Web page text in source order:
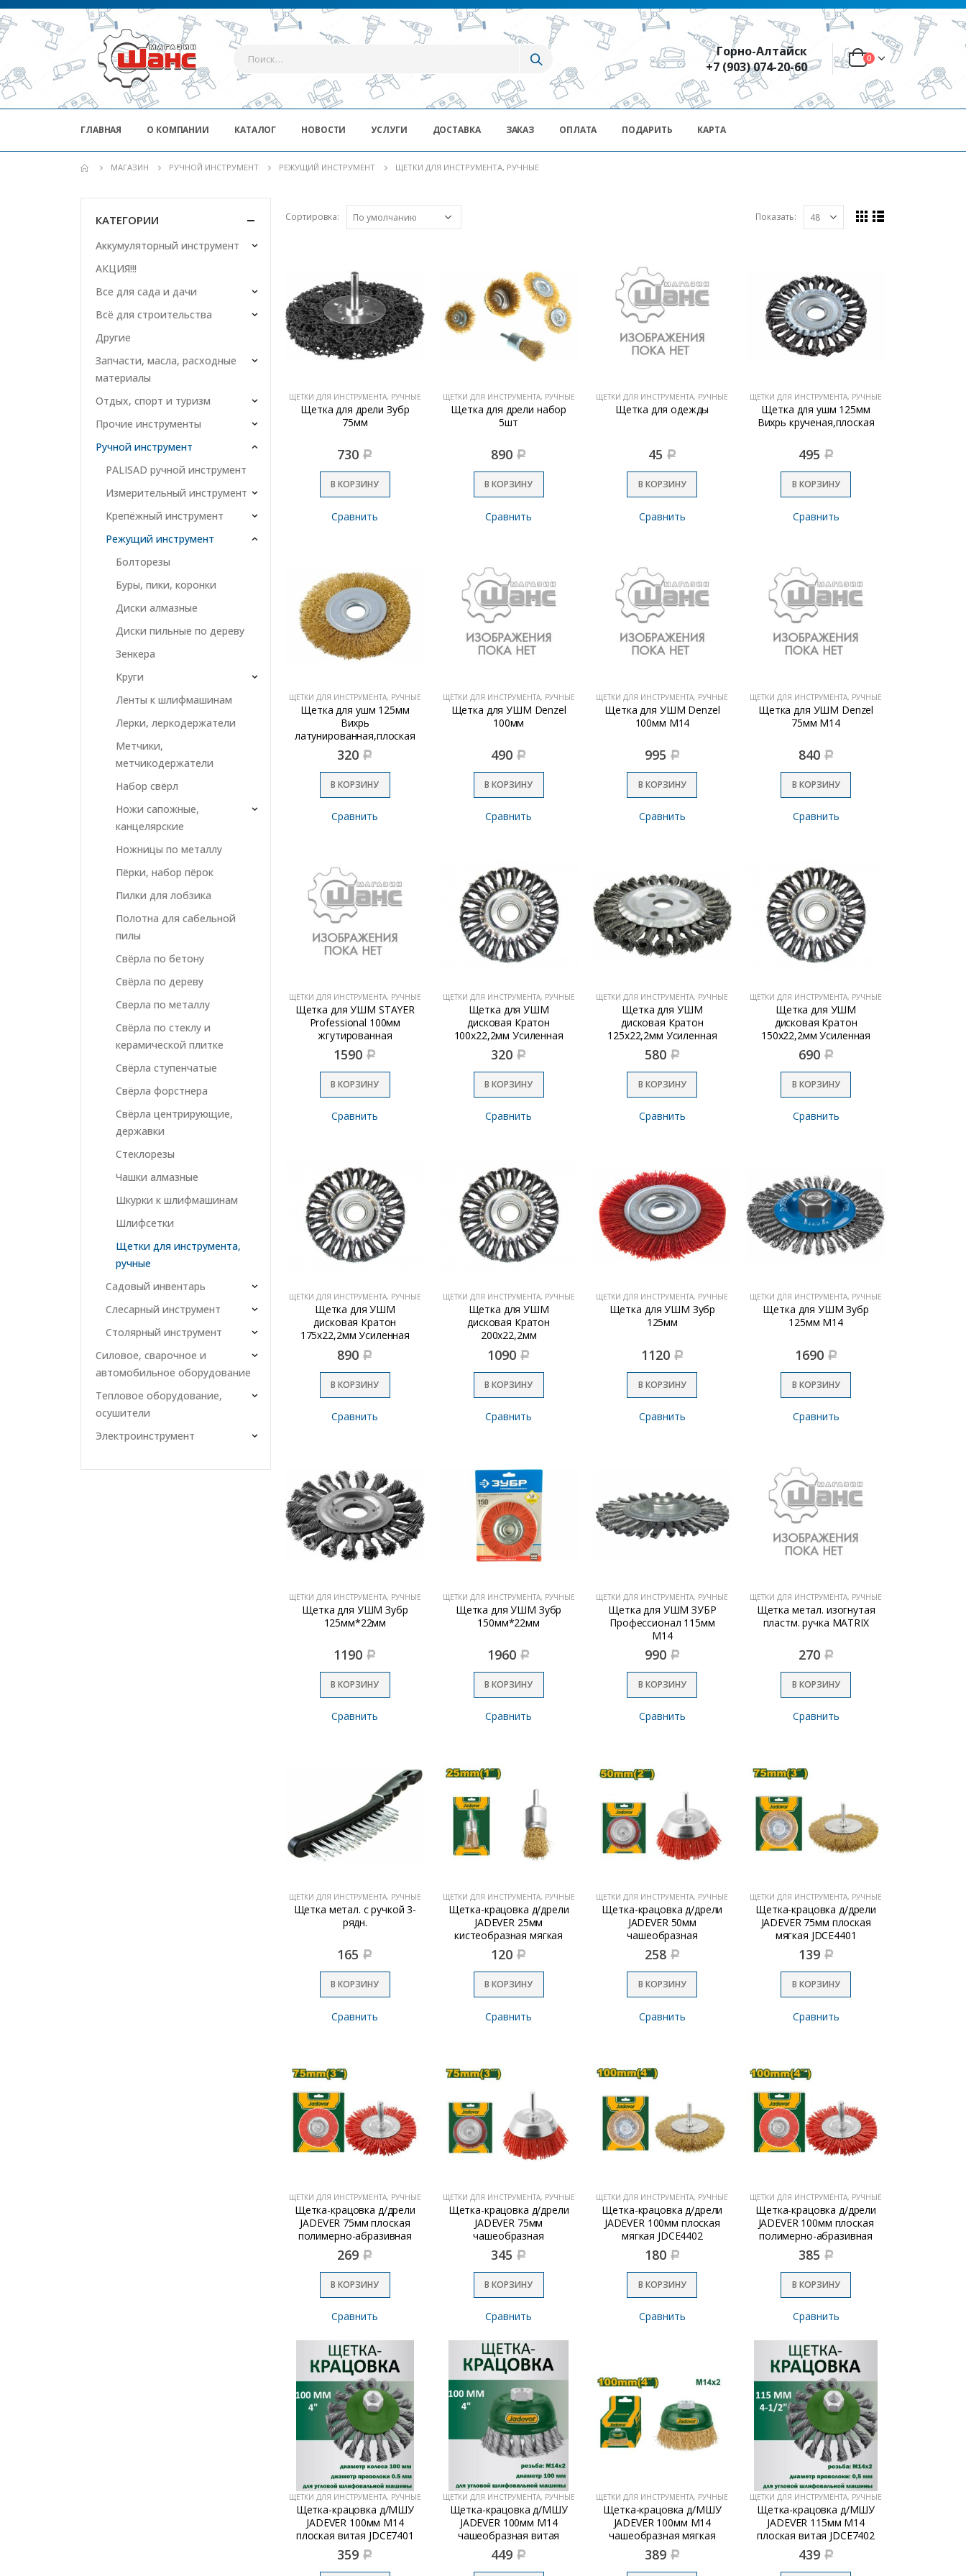
Горно-Алтайск
+7 (903) 074-20-60
0
ГЛАВНАЯ О КОМПАНИИ КАТАЛОГ НОВОСТИ УСЛУГИ ДОСТАВКА ЗАКАЗ ОПЛАТА ПОДАРИТЬ КАРТА
МАГАЗИН РУЧНОЙ ИНСТРУМЕНТ РЕЖУЩИЙ ИНСТРУМЕНТ ЩЕТКИ ДЛЯ ИНСТРУМЕНТА, РУЧНЫЕ
Сортировка: Показать:
ЩЕТКИ ДЛЯ ИНСТРУМЕНТА, РУЧНЫЕ
Щетка для дрели Зубр
75мм
730 Р
В КОРЗИНУ
Сравнить
ЩЕТКИ ДЛЯ ИНСТРУМЕНТА, РУЧНЫЕ
Щетка для дрели набор
5шт
890 Р
В КОРЗИНУ
Сравнить
ЩЕТКИ ДЛЯ ИНСТРУМЕНТА, РУЧНЫЕ
Щетка для одежды
45 Р
В КОРЗИНУ
Сравнить
ЩЕТКИ ДЛЯ ИНСТРУМЕНТА, РУЧНЫЕ
Щетка для ушм 125мм
Вихрь крученая,плоская
495 Р
В КОРЗИНУ
Сравнить
ЩЕТКИ ДЛЯ ИНСТРУМЕНТА, РУЧНЫЕ
Щетка для ушм 125мм
Вихрь
латунированная,плоская
320 Р
В КОРЗИНУ
Сравнить
ЩЕТКИ ДЛЯ ИНСТРУМЕНТА, РУЧНЫЕ
Щетка для УШМ Denzel
100мм
490 Р
В КОРЗИНУ
Сравнить
ЩЕТКИ ДЛЯ ИНСТРУМЕНТА, РУЧНЫЕ
Щетка для УШМ Denzel
100мм M14
995 Р
В КОРЗИНУ
Сравнить
ЩЕТКИ ДЛЯ ИНСТРУМЕНТА, РУЧНЫЕ
Щетка для УШМ Denzel
75мм M14
840 Р
В КОРЗИНУ
Сравнить
ЩЕТКИ ДЛЯ ИНСТРУМЕНТА, РУЧНЫЕ
Щетка для УШМ STAYER
Professional 100мм
жгутированная
1590 Р
В КОРЗИНУ
Сравнить
ЩЕТКИ ДЛЯ ИНСТРУМЕНТА, РУЧНЫЕ
Щетка для УШМ
дисковая Кратон
100х22,2мм Усиленная
320 Р
В КОРЗИНУ
Сравнить
ЩЕТКИ ДЛЯ ИНСТРУМЕНТА, РУЧНЫЕ
Щетка для УШМ
дисковая Кратон
125х22,2мм Усиленная
580 Р
В КОРЗИНУ
Сравнить
ЩЕТКИ ДЛЯ ИНСТРУМЕНТА, РУЧНЫЕ
Щетка для УШМ
дисковая Кратон
150х22,2мм Усиленная
690 Р
В КОРЗИНУ
Сравнить
ЩЕТКИ ДЛЯ ИНСТРУМЕНТА, РУЧНЫЕ
Щетка для УШМ
дисковая Кратон
175х22,2мм Усиленная
890 Р
В КОРЗИНУ
Сравнить
ЩЕТКИ ДЛЯ ИНСТРУМЕНТА, РУЧНЫЕ
Щетка для УШМ
дисковая Кратон
200х22,2мм
1090 Р
В КОРЗИНУ
Сравнить
ЩЕТКИ ДЛЯ ИНСТРУМЕНТА, РУЧНЫЕ
Щетка для УШМ Зубр
125мм
1120 Р
В КОРЗИНУ
Сравнить
ЩЕТКИ ДЛЯ ИНСТРУМЕНТА, РУЧНЫЕ
Щетка для УШМ Зубр
125мм М14
1690 Р
В КОРЗИНУ
Сравнить
ЩЕТКИ ДЛЯ ИНСТРУМЕНТА, РУЧНЫЕ
Щетка для УШМ Зубр
125мм*22мм
1190 Р
В КОРЗИНУ
Сравнить
ЩЕТКИ ДЛЯ ИНСТРУМЕНТА, РУЧНЫЕ
Щетка для УШМ Зубр
150мм*22мм
1960 Р
В КОРЗИНУ
Сравнить
ЩЕТКИ ДЛЯ ИНСТРУМЕНТА, РУЧНЫЕ
Щетка для УШМ ЗУБР
Профессионал 115мм
M14
990 Р
В КОРЗИНУ
Сравнить
ЩЕТКИ ДЛЯ ИНСТРУМЕНТА, РУЧНЫЕ
Щетка метал. изогнутая
пластм. ручка MATRIX
270 Р
В КОРЗИНУ
Сравнить
ЩЕТКИ ДЛЯ ИНСТРУМЕНТА, РУЧНЫЕ
Щетка метал. с ручкой 3-
рядн.
165 Р
В КОРЗИНУ
Сравнить
ЩЕТКИ ДЛЯ ИНСТРУМЕНТА, РУЧНЫЕ
Щетка-крацовка д/дрели
JADEVER 25мм
кистеобразная мягкая
JDCE5401
120 Р
В КОРЗИНУ
Сравнить
ЩЕТКИ ДЛЯ ИНСТРУМЕНТА, РУЧНЫЕ
Щетка-крацовка д/дрели
JADEVER 50мм
чашеобразная
полимерно-абразивная
JDNY1401
258 Р
В КОРЗИНУ
Сравнить
ЩЕТКИ ДЛЯ ИНСТРУМЕНТА, РУЧНЫЕ
Щетка-крацовка д/дрели
JADEVER 75мм плоская
мягкая JDCE4401
139 Р
В КОРЗИНУ
Сравнить
ЩЕТКИ ДЛЯ ИНСТРУМЕНТА, РУЧНЫЕ
Щетка-крацовка д/дрели
JADEVER 75мм плоская
полимерно-абразивная
JDNY2401
269 Р
В КОРЗИНУ
Сравнить
ЩЕТКИ ДЛЯ ИНСТРУМЕНТА, РУЧНЫЕ
Щетка-крацовка д/дрели
JADEVER 75мм
чашеобразная
полимерно-абразивная
JDNY1402
345 Р
В КОРЗИНУ
Сравнить
ЩЕТКИ ДЛЯ ИНСТРУМЕНТА, РУЧНЫЕ
Щетка-крацовка д/дрели
JADEVER 100мм плоская
мягкая JDCE4402
180 Р
В КОРЗИНУ
Сравнить
ЩЕТКИ ДЛЯ ИНСТРУМЕНТА, РУЧНЫЕ
Щетка-крацовка д/дрели
JADEVER 100мм плоская
полимерно-абразивная
JDNY2402
385 Р
В КОРЗИНУ
Сравнить
ЩЕТКИ ДЛЯ ИНСТРУМЕНТА, РУЧНЫЕ
Щетка-крацовка д/МШУ
JADEVER 100мм М14
плоская витая JDCE7401
359 Р
ЩЕТКИ ДЛЯ ИНСТРУМЕНТА, РУЧНЫЕ
Щетка-крацовка д/МШУ
JADEVER 100мм М14
чашеобразная витая
JDCE2402
449 Р
ЩЕТКИ ДЛЯ ИНСТРУМЕНТА, РУЧНЫЕ
Щетка-крацовка д/МШУ
JADEVER 100мм М14
чашеобразная мягкая
JDCE1402
389 Р
ЩЕТКИ ДЛЯ ИНСТРУМЕНТА, РУЧНЫЕ
Щетка-крацовка д/МШУ
JADEVER 115мм М14
плоская витая JDCE7402
439 Р
КАТЕГОРИИ
Аккумуляторный инструмент
АКЦИЯ!!!
Все для сада и дачи
Всё для строительства
Другие
Запчасти, масла, расходные
материалы
Отдых, спорт и туризм
Прочие инструменты
Ручной инструмент
PALISAD ручной инструмент
Измерительный инструмент
Крепёжный инструмент
Режущий инструмент
Болторезы
Буры, пики, коронки
Диски алмазные
Диски пильные по дереву
Зенкера
Круги
Ленты к шлифмашинам
Лерки, леркодержатели
Метчики,
метчикодержатели
Набор свёрл
Ножи сапожные,
канцелярские
Ножницы по металлу
Пёрки, набор пёрок
Пилки для лобзика
Полотна для сабельной
пилы
Свёрла по бетону
Свёрла по дереву
Сверла по металлу
Свёрла по стеклу и
керамической плитке
Свёрла ступенчатые
Свёрла форстнера
Свёрла центрирующие,
державки
Стеклорезы
Чашки алмазные
Шкурки к шлифмашинам
Шлифсетки
Щетки для инструмента,
ручные
Садовый инвентарь
Слесарный инструмент
Столярный инструмент
Силовое, сварочное и
автомобильное оборудование
Тепловое оборудование,
осушители
Электроинструмент